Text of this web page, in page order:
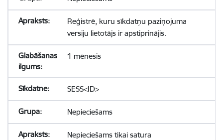
Reģistrē, kuru sīkdatņu paziņojuma
versiju lietotājs ir apstiprinājis.
1 mēnesis
SESS<ID>
Nepieciešams
Nepieciešams tikai satura